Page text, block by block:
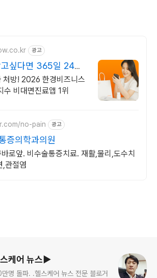
광고
싶다면 365일 24시
처방! 2026 한경비즈니스
수 비대면진료앱 1위
no-pain 광고
증의학과의원
로앞. 비수술통증치료. 재활,물리,도수치
,관절염
기자의 헬스케어 뉴스▶
명 돌파. .헬스케어 뉴스 전문 블로거